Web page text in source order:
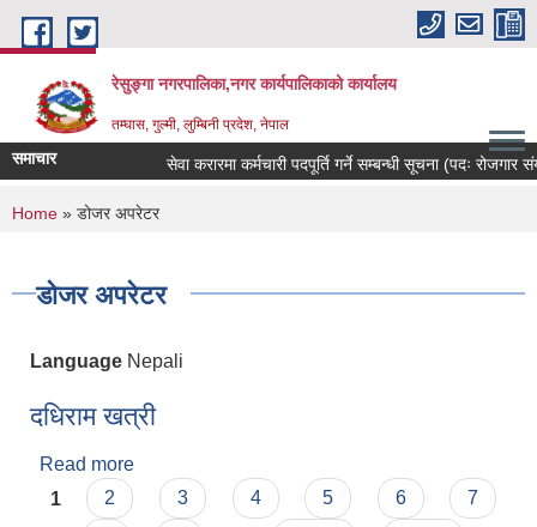
Skip to main content
रेसुङ्गा नगरपालिका,नगर कार्यपालिकाको कार्यालय
तम्घास, गुल्मी, लुम्बिनी प्रदेश, नेपाल
समाचार सेवा करारमा कर्मचारी पदपूर्ति गर्ने सम्बन्धी सूचना (पदः रोजगार
You are here
Home » डोजर अपरेटर
डोजर अपरेटर
Language Nepali
दधिराम खत्री
Read more
Pages
1 2 3 4 5 6
7